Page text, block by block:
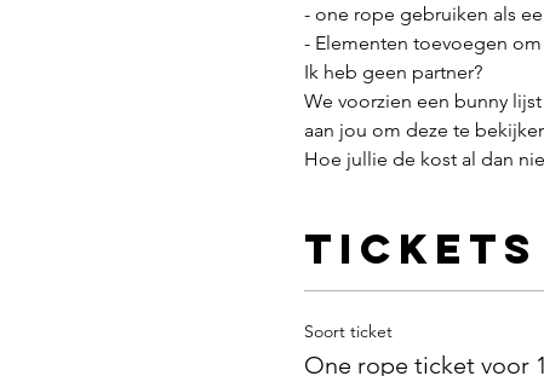
- one rope gebruiken als
- Elementen toevoegen
Ik heb geen partner?
We voorzien een bunny
aan jou om deze te
Hoe jullie de kost al dan
Tickets
Soort ticket
One rope ticket voor